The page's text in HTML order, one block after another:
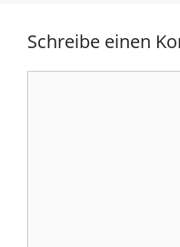
Schreibe einen